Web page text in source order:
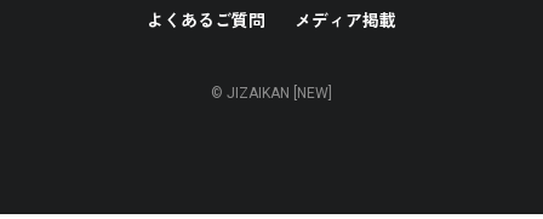
よくあるご質問 メディア掲載
© JIZAIKAN [NEW]